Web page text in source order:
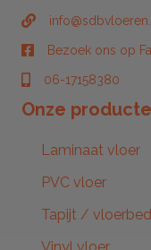
info@sdbvloeren.nl
Bezoek ons op
Bezoek ons op
06-17158380
06-17158380
Onze
Laminaat vloer
PVC vloer
Tapijt /
Vinyl vloer